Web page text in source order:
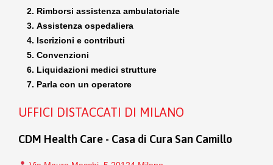
Rimborsi assistenza ambulatoriale
Assistenza ospedaliera
Iscrizioni e contributi
Convenzioni
Liquidazioni medici strutture
Parla con un operatore
UFFICI DISTACCATI DI MILANO
CDM Health Care - Casa di Cura San Camillo